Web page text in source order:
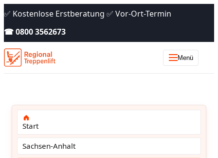
✅ Kostenlose Erstberatung ✅ Vor-Ort-Termin
☎ 0800 3562673
Menü
Start
Sachsen-Anhalt